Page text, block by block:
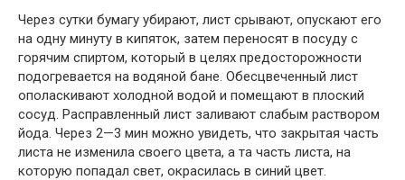
Через сутки бумагу убирают, лист срывают, опускают его
на одну минуту в кипяток, затем переносят в посуду с
горячим спиртом, который в целях предосторожности
подогревается на водяной бане. Обесцвеченный лист
ополаскивают холодной водой и помещают в плоский
сосуд. Расправленный лист заливают слабым раствором
йода. Через 2—3 мин можно увидеть, что закрытая часть
листа не изменила своего цвета, а та часть листа, на
которую попадал свет, окрасилась в синий цвет.